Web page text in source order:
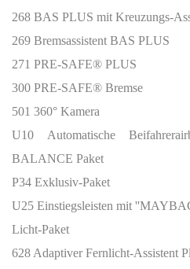
268 BAS PLUS mit Kreuzungs-
269 Bremsassistent BAS PLUS
271 PRE-SAFE® PLUS
300 PRE-SAFE® Bremse
501 360° Kamera
U10 Automatische
BALANCE Paket
P34 Exklusiv-Paket
U25 Einstiegsleisten mit
Licht-Paket
628 Adaptiver Fernlicht-Assistent